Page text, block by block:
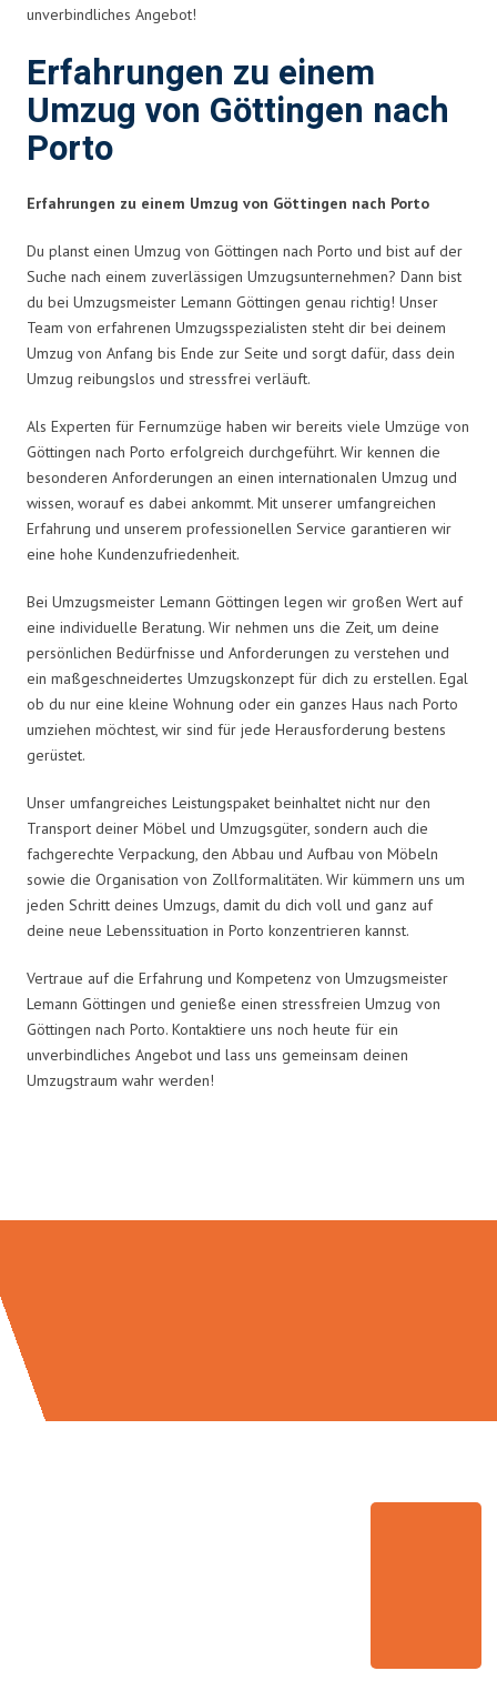
unverbindliches Angebot!
Erfahrungen zu einem
Umzug von Göttingen nach
Porto
Erfahrungen zu einem Umzug von Göttingen nach Porto
Du planst einen Umzug von Göttingen nach Porto und bist auf der
Suche nach einem zuverlässigen Umzugsunternehmen? Dann bist
du bei Umzugsmeister Lemann Göttingen genau richtig! Unser
Team von erfahrenen Umzugsspezialisten steht dir bei deinem
Umzug von Anfang bis Ende zur Seite und sorgt dafür, dass dein
Umzug reibungslos und stressfrei verläuft.
Als Experten für Fernumzüge haben wir bereits viele Umzüge von
Göttingen nach Porto erfolgreich durchgeführt. Wir kennen die
besonderen Anforderungen an einen internationalen Umzug und
wissen, worauf es dabei ankommt. Mit unserer umfangreichen
Erfahrung und unserem professionellen Service garantieren wir
eine hohe Kundenzufriedenheit.
Bei Umzugsmeister Lemann Göttingen legen wir großen Wert auf
eine individuelle Beratung. Wir nehmen uns die Zeit, um deine
persönlichen Bedürfnisse und Anforderungen zu verstehen und
ein maßgeschneidertes Umzugskonzept für dich zu erstellen. Egal
ob du nur eine kleine Wohnung oder ein ganzes Haus nach Porto
umziehen möchtest, wir sind für jede Herausforderung bestens
gerüstet.
Unser umfangreiches Leistungspaket beinhaltet nicht nur den
Transport deiner Möbel und Umzugsgüter, sondern auch die
fachgerechte Verpackung, den Abbau und Aufbau von Möbeln
sowie die Organisation von Zollformalitäten. Wir kümmern uns um
jeden Schritt deines Umzugs, damit du dich voll und ganz auf
deine neue Lebenssituation in Porto konzentrieren kannst.
Vertraue auf die Erfahrung und Kompetenz von Umzugsmeister
Lemann Göttingen und genieße einen stressfreien Umzug von
Göttingen nach Porto. Kontaktiere uns noch heute für ein
unverbindliches Angebot und lass uns gemeinsam deinen
Umzugstraum wahr werden!